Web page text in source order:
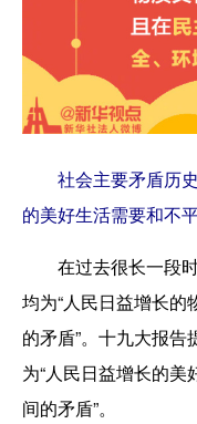
社会主要矛盾历
的美好生活需要和不
在过去很长一段时
均为“人民日益增长
的矛盾”。十九大报
为“人民日益增长的
间的矛盾”。